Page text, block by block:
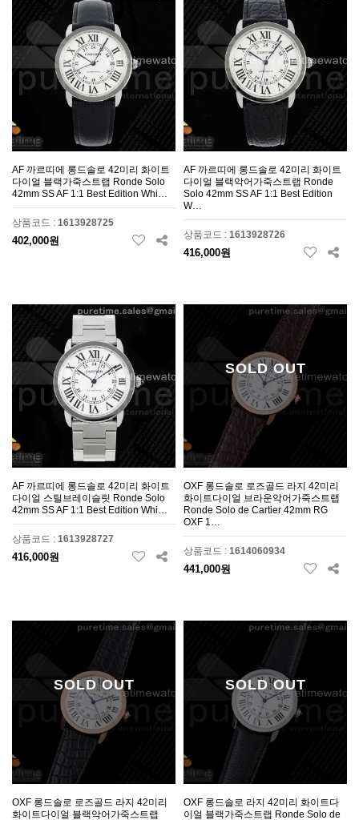
AF 까르띠에 롱드솔로 42미리 화이트
다이얼 블랙가죽스트랩 Ronde Solo
42mm SS AF 1:1 Best Edition Whi…
상품코드 : 1613928725
402,000원
AF 까르띠에 롱드솔로 42미리 화이트
다이얼 블랙악어가죽스트랩 Ronde
Solo 42mm SS AF 1:1 Best Edition
W…
상품코드 : 1613928726
416,000원
AF 까르띠에 롱드솔로 42미리 화이트
다이얼 스틸브레이슬릿 Ronde Solo
42mm SS AF 1:1 Best Edition Whi…
상품코드 : 1613928727
416,000원
SOLD OUT
OXF 롱드솔로 로즈골드 라지 42미리
화이트다이얼 브라운악어가죽스트랩
Ronde Solo de Cartier 42mm RG
OXF 1…
상품코드 : 1614060934
441,000원
SOLD OUT
OXF 롱드솔로 로즈골드 라지 42미리
화이트다이얼 블랙악어가죽스트랩
SOLD OUT
OXF 롱드솔로 라지 42미리 화이트다
이얼 블랙가죽스트랩 Ronde Solo de